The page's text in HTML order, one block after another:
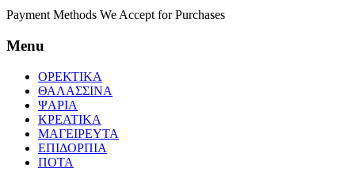
Payment Methods We Accept for Purchases
Menu
ΟΡΕΚΤΙΚΑ
ΘΑΛΑΣΣΙΝΑ
ΨΑΡΙΑ
ΚΡΕΑΤΙΚΑ
ΜΑΓΕΙΡΕΥΤΑ
ΕΠΙΔΟΡΠΙΑ
ΠΟΤΑ